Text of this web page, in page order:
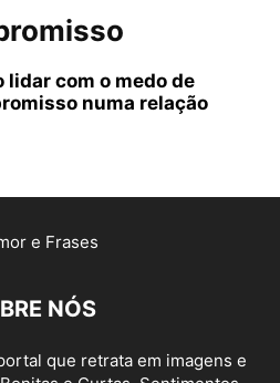
lidar com o medo de
numa relação
NÓS
que retrata em imagens e